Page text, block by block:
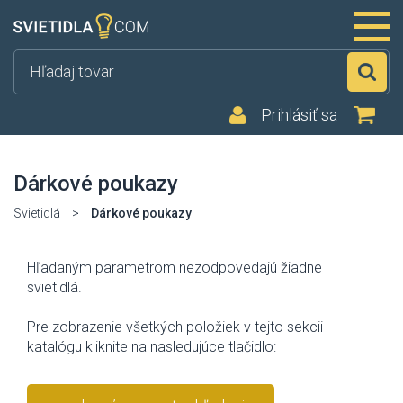
Prihlásiť sa
Dárkové poukazy
Svietidlá > Dárkové poukazy
Hľadaným parametrom nezodpovedajú žiadne
svietidlá.
Pre zobrazenie všetkých položiek v tejto sekcii
katalógu kliknite na nasledujúce tlačidlo: